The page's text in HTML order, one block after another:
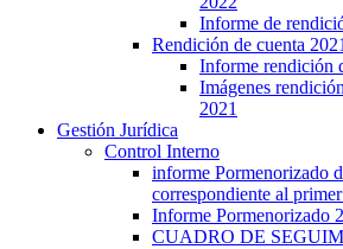
Informe de
Rendición de cuenta 2021
Informe rendición
Imágenes
2021
Gestión Jurídica
Control Interno
informe Pormenorizado
correspondiente al
Informe Pormenorizado
CUADRO DE